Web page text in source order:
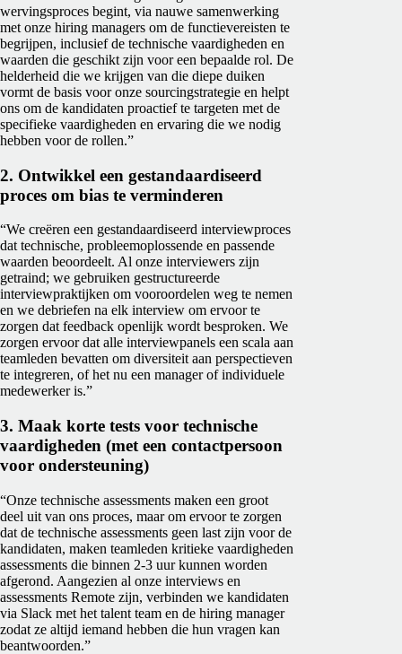
wervingsproces begint, via nauwe samenwerking
met onze hiring managers om de functievereisten te
begrijpen, inclusief de technische vaardigheden en
waarden die geschikt zijn voor een bepaalde rol. De
helderheid die we krijgen van die diepe duiken
vormt de basis voor onze sourcingstrategie en helpt
ons om de kandidaten proactief te targeten met de
specifieke vaardigheden en ervaring die we nodig
hebben voor de rollen.”
2. Ontwikkel een gestandaardiseerd
proces om bias te verminderen
“We creëren een gestandaardiseerd interviewproces
dat technische, probleemoplossende en passende
waarden beoordeelt. Al onze interviewers zijn
getraind; we gebruiken gestructureerde
interviewpraktijken om vooroordelen weg te nemen
en we debriefen na elk interview om ervoor te
zorgen dat feedback openlijk wordt besproken. We
zorgen ervoor dat alle interviewpanels een scala aan
teamleden bevatten om diversiteit aan perspectieven
te integreren, of het nu een manager of individuele
medewerker is.”
3. Maak korte tests voor technische
vaardigheden (met een contactpersoon
voor ondersteuning)
“Onze technische assessments maken een groot
deel uit van ons proces, maar om ervoor te zorgen
dat de technische assessments geen last zijn voor de
kandidaten, maken teamleden kritieke vaardigheden
assessments die binnen 2-3 uur kunnen worden
afgerond. Aangezien al onze interviews en
assessments Remote zijn, verbinden we kandidaten
via Slack met het talent team en de hiring manager
zodat ze altijd iemand hebben die hun vragen kan
beantwoorden.”